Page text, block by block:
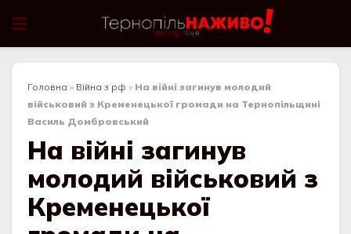
Головна » Війна з рф » На війні загинув молодий
військовий з Кременецької громади на Тернопільщині
Василь Домбровський
На війні загинув
молодий військовий з
Кременецької